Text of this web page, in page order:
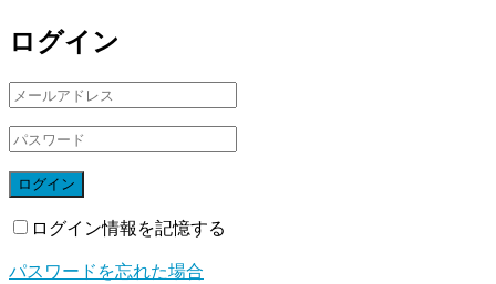
ログイン
ログイン
ログイン情報を記憶する
パスワードを忘れた場合